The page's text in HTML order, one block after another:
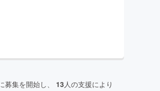
募集を開始し、 13人の支援により